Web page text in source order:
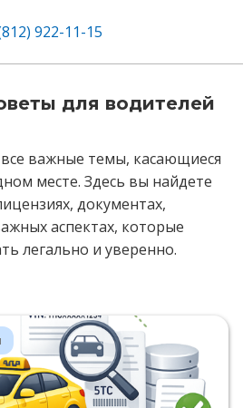
922-11-15
для водителей
важные темы, касающиеся
месте. Здесь вы найдете
документах,
аспектах, которые
легально и уверенно.